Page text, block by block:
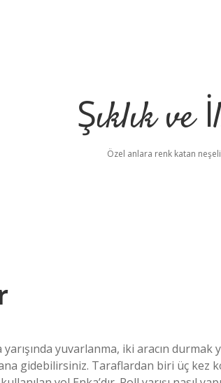
Şıklık ve
Özel anlara renk katan
yuvarlanma, iki aracın durmak
gidebilirsiniz. Taraflardan biri üç kez